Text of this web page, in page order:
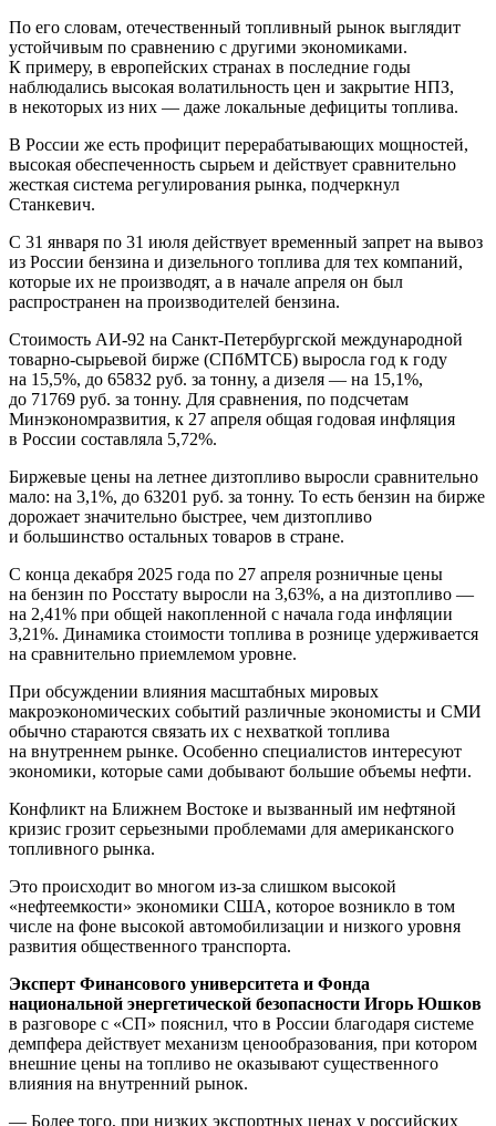
По его словам, отечественный топливный рынок выглядит
устойчивым по сравнению с другими экономиками.
К примеру, в европейских странах в последние годы
наблюдались высокая волатильность цен и закрытие НПЗ,
в некоторых из них — даже локальные дефициты топлива.
В России же есть профицит перерабатывающих мощностей,
высокая обеспеченность сырьем и действует сравнительно
жесткая система регулирования рынка, подчеркнул
Станкевич.
С 31 января по 31 июля действует временный запрет на вывоз
из России бензина и дизельного топлива для тех компаний,
которые их не производят, а в начале апреля он был
распространен на производителей бензина.
Стоимость АИ-92 на Санкт-Петербургской международной
товарно-сырьевой бирже (СПбМТСБ) выросла год к году
на 15,5%, до 65832 руб. за тонну, а дизеля — на 15,1%,
до 71769 руб. за тонну. Для сравнения, по подсчетам
Минэкономразвития, к 27 апреля общая годовая инфляция
в России составляла 5,72%.
Биржевые цены на летнее дизтопливо выросли сравнительно
мало: на 3,1%, до 63201 руб. за тонну. То есть бензин на бирже
дорожает значительно быстрее, чем дизтопливо
и большинство остальных товаров в стране.
С конца декабря 2025 года по 27 апреля розничные цены
на бензин по Росстату выросли на 3,63%, а на дизтопливо —
на 2,41% при общей накопленной с начала года инфляции
3,21%. Динамика стоимости топлива в рознице удерживается
на сравнительно приемлемом уровне.
При обсуждении влияния масштабных мировых
макроэкономических событий различные экономисты и СМИ
обычно стараются связать их с нехваткой топлива
на внутреннем рынке. Особенно специалистов интересуют
экономики, которые сами добывают большие объемы нефти.
Конфликт на Ближнем Востоке и вызванный им нефтяной
кризис грозит серьезными проблемами для американского
топливного рынка.
Это происходит во многом из-за слишком высокой
«нефтеемкости» экономики США, которое возникло в том
числе на фоне высокой автомобилизации и низкого уровня
развития общественного транспорта.
Эксперт Финансового университета и Фонда
национальной энергетической безопасности Игорь Юшков
в разговоре с «СП» пояснил, что в России благодаря системе
демпфера действует механизм ценообразования, при котором
внешние цены на топливо не оказывают существенного
влияния на внутренний рынок.
— Более того, при низких экспортных ценах у российских